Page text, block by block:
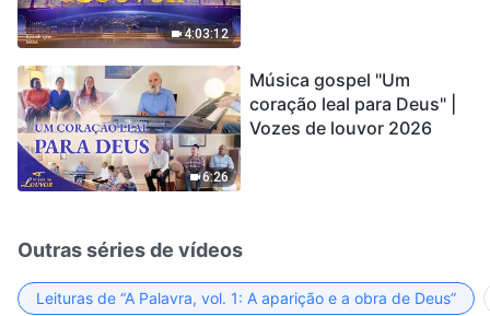
4:03:12
6:26
Música gospel "Um
coração leal para Deus" |
Vozes de louvor 2026
Outras séries de vídeos
Leituras de “A Palavra, vol. 1: A aparição e a obra de Deus”